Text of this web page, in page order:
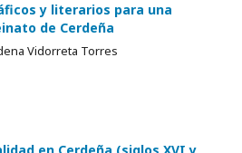
y literarios para una
de Cerdeña
Vidorreta Torres